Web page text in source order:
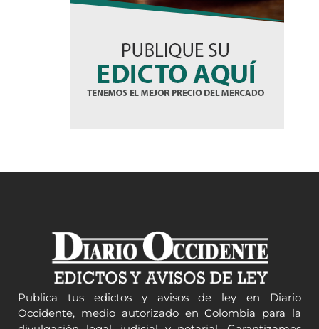
Publica tus edictos y avisos de ley en Diario
Occidente, medio autorizado en Colombia para la